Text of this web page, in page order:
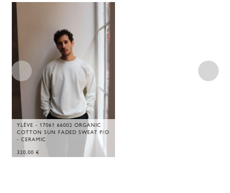
YLÈVE - 17061 66002 ORGANIC
COTTON SUN FADED SWEAT P/O
- CERAMIC
320,00 €